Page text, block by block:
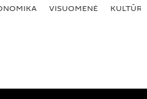
VISUOMENĖ KULTŪRA